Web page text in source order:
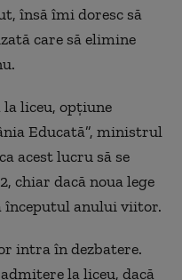
însă îmi doresc să
care să elimine
la liceu, opțiune
Educată”, ministrul
acest lucru să se
chiar dacă noua lege
începutul anului viitor.
intra în dezbatere.
la liceu, dacă